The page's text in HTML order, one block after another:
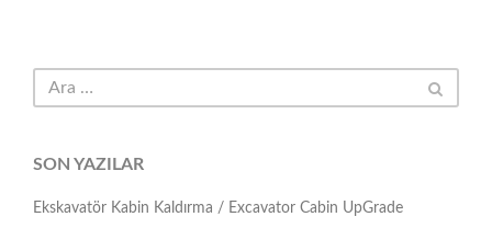
SON YAZILAR
Ekskavatör Kabin Kaldırma / Excavator Cabin UpGrade